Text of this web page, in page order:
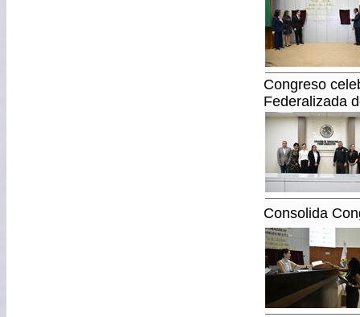
Congreso
Federalizada
Consolida